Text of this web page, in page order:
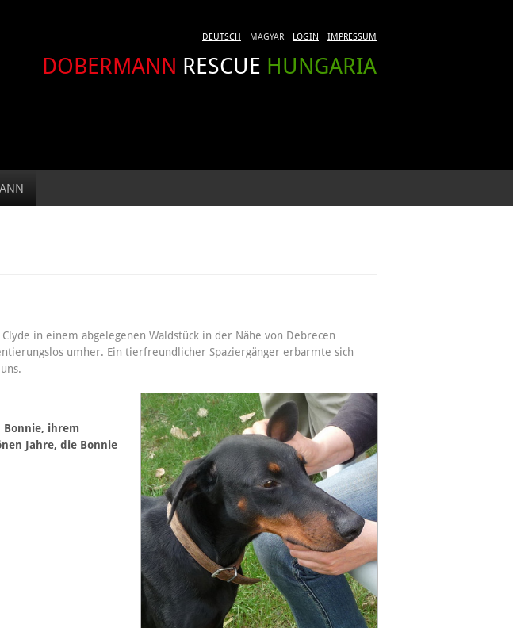
LOGIN IMPRESSUM
DEUTSCH MAGYAR
DOBERMANN RESCUE HUNGARIA
in einem abgelegenen Waldstück in der Nähe von Debrecen
umher. Ein tierfreundlicher Spaziergänger erbarmte sich
ihrem
Jahre, die Bonnie